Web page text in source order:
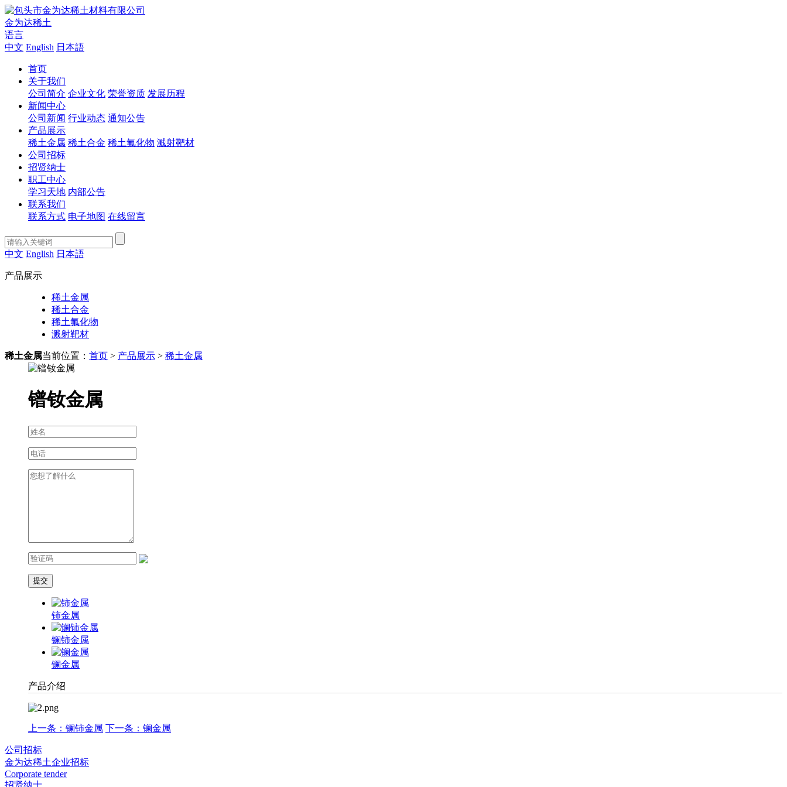
金为达稀土
语言
中文 English 日本語
首页
关于我们
公司简介 企业文化 荣誉资质 发展历程
新闻中心
公司新闻 行业动态 通知公告
产品展示
稀土金属 稀土合金 稀土氟化物 溅射靶材
公司招标
招贤纳士
职工中心
学习天地 内部公告
联系我们
联系方式 电子地图 在线留言
中文 English 日本語
产品展示
稀土金属
稀土合金
稀土氟化物
溅射靶材
稀土金属当前位置： 首页 > 产品展示 > 稀土金属
镨钕金属
铈金属
镧铈金属
镧金属
产品介绍
上一条：镧铈金属 下一条：镧金属
公司招标
金为达稀土企业招标
Corporate tender
招贤纳士